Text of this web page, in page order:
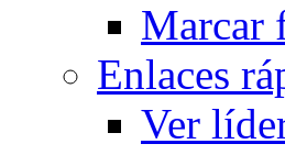
Marcar
Enlaces
Ver